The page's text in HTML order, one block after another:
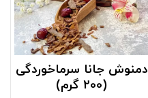
دمنوش جانا سرماخوردگی
(200 گرم)